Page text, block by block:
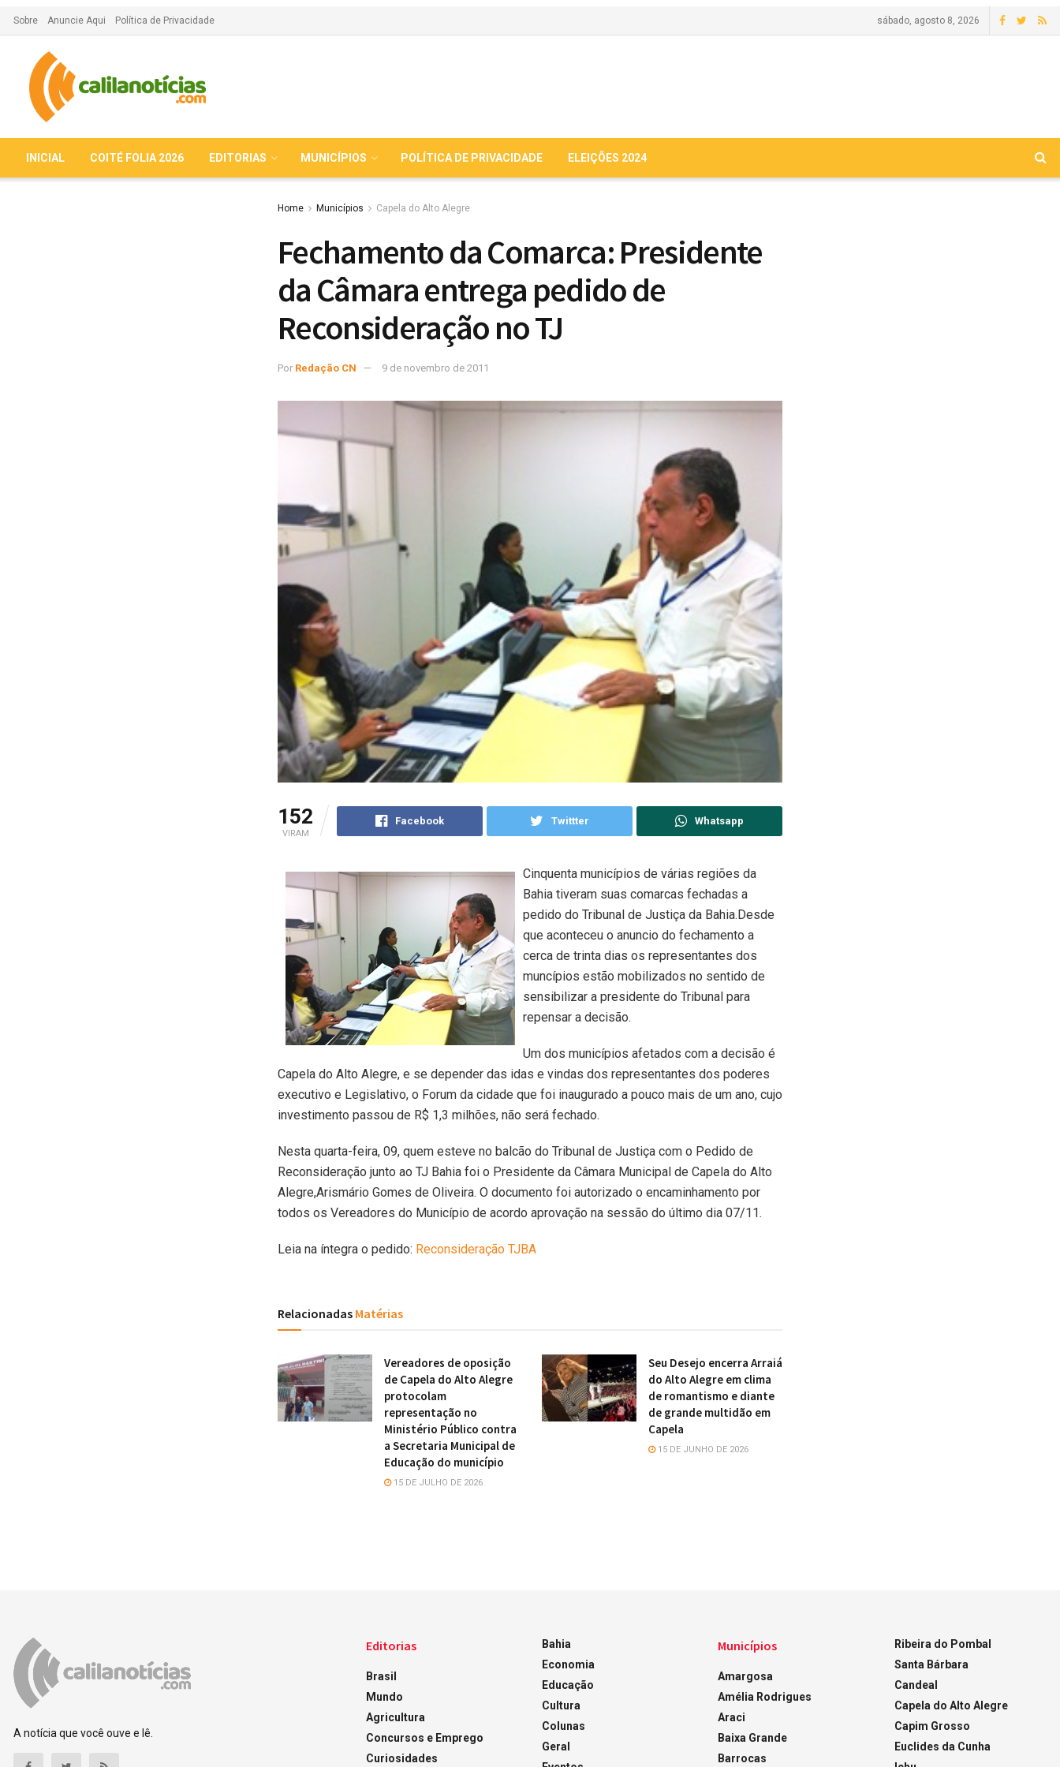
Sobre Anuncie Aqui Política de Privacidade sábado, agosto 8, 2026
INICIAL COITÉ FOLIA 2026 EDITORIAS MUNICÍPIOS POLÍTICA DE PRIVACIDADE ELEIÇÕES 2024
Home Municípios Capela do Alto Alegre
Fechamento da Comarca: Presidente
da Câmara entrega pedido de
Reconsideração no TJ
Por Redação CN 9 de novembro de 2011
152
VIRAM
Facebook Twittter Whatsapp
Cinquenta municípios de várias regiões da
Bahia tiveram suas comarcas fechadas a
pedido do Tribunal de Justiça da Bahia.Desde
que aconteceu o anuncio do fechamento a
cerca de trinta dias os representantes dos
muncípios estão mobilizados no sentido de
sensibilizar a presidente do Tribunal para
repensar a decisão.
Um dos municípios afetados com a decisão é
Capela do Alto Alegre, e se depender das idas e vindas dos representantes dos poderes
executivo e Legislativo, o Forum da cidade que foi inaugurado a pouco mais de um ano, cujo
investimento passou de R$ 1,3 milhões, não será fechado.
Nesta quarta-feira, 09, quem esteve no balcão do Tribunal de Justiça com o Pedido de
Reconsideração junto ao TJ Bahia foi o Presidente da Câmara Municipal de Capela do Alto
Alegre,Arismário Gomes de Oliveira. O documento foi autorizado o encaminhamento por
todos os Vereadores do Município de acordo aprovação na sessão do último dia 07/11.
Leia na íntegra o pedido: Reconsideração TJBA
Relacionadas Matérias
Vereadores de oposição
de Capela do Alto Alegre
protocolam
representação no
Ministério Público contra
a Secretaria Municipal de
Educação do município
15 DE JULHO DE 2026
Seu Desejo encerra Arraiá
do Alto Alegre em clima
de romantismo e diante
de grande multidão em
Capela
15 DE JUNHO DE 2026
A notícia que você ouve e lê.
Editorias
Brasil
Mundo
Agricultura
Concursos e Emprego
Curiosidades
Bahia
Economia
Educação
Cultura
Colunas
Geral
Municípios
Amargosa
Amélia Rodrigues
Araci
Baixa Grande
Barrocas
Ribeira do Pombal
Santa Bárbara
Candeal
Capela do Alto Alegre
Capim Grosso
Euclides da Cunha